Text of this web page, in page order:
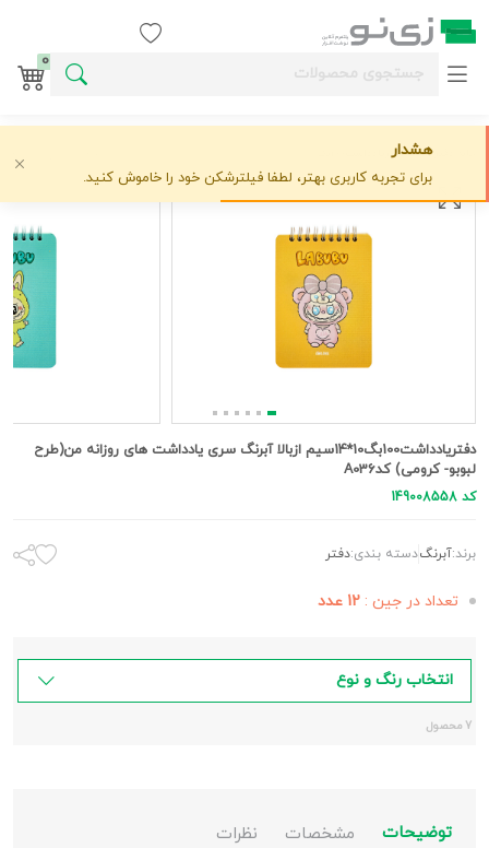
0
›آبرنگ›
دفتریادداشت100بگ10*14سیم ازبالا آبرنگ سری یادداشت های روزانه من(طرح
لبوبو- کرومی) کدA036
کد 149008558
برند:آبرنگدسته بندی:دفتر
تعداد در جین : 12 عدد
انتخاب رنگ و نوع
7 محصول
توضیحات مشخصات نظرات
هشدار
برای تجربه کاربری بهتر، لطفا فیلترشکن خود را خاموش کنید.